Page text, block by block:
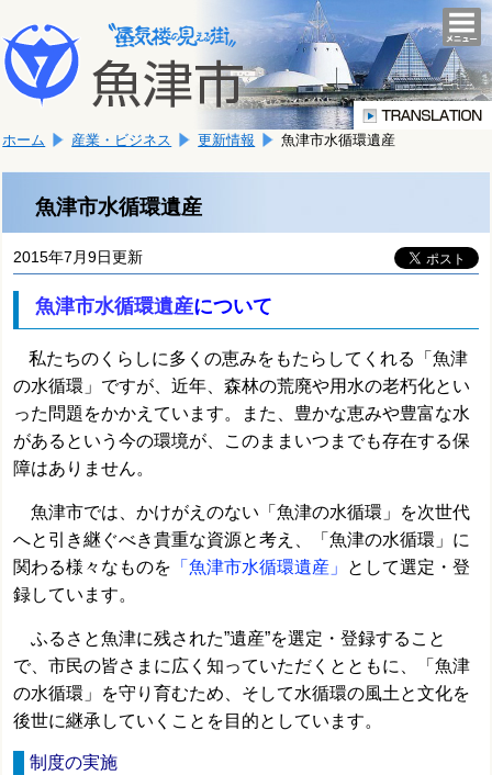
文
へ
移
ま
す。
こ
か
文
ホーム 産業・ビジネス 更新情報 魚津市水循環遺産
魚津市水循環遺産
2015年7月9日更新
魚津市水循環遺産について
私たちのくらしに多くの恵みをもたらしてくれる「魚津
の水循環」ですが、近年、森林の荒廃や用水の老朽化とい
った問題をかかえています。また、豊かな恵みや豊富な水
があるという今の環境が、このままいつまでも存在する保
障はありません。
魚津市では、かけがえのない「魚津の水循環」を次世代
へと引き継ぐべき貴重な資源と考え、「魚津の水循環」に
関わる様々なものを 「魚津市水循環遺産」
として選定・登
録しています。
ふるさと魚津に残された”遺産”を選定・登録すること
で、市民の皆さまに広く知っていただくとともに、「魚津
の水循環」を守り育むため、そして水循環の風土と文化を
後世に継承していくことを目的としています。
制度の実施